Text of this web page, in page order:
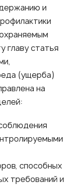
и
главу статья
(ущерба)
на
способных
требований и